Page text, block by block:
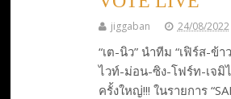
jiggaban 24/08/2022
“เต-นิว” นำทีม “เฟิร์ส-ข้
ไวท์-ม่อน-ซิง-โฟร์ท-เจมิ
ครั้งใหญ่!!! ในรายการ